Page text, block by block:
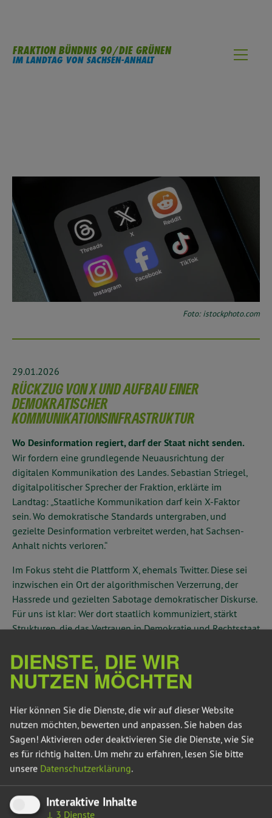
FRAKTION BÜNDNIS 90/DIE GRÜNEN
IM LANDTAG VON SACHSEN-ANHALT
Foto: istockphoto.com
29.01.2026
RÜCKZUG VON X UND AUFBAU EINER
DEMOKRATISCHER
KOMMUNIKATIONSINFRASTRUKTUR
Wo Desinformation regiert, darf der Staat nicht senden.
Wir fordern eine grundlegende Neuausrichtung der
digitalen Kommunikation des Landes. Sebastian Striegel,
digitalpolitischer Sprecher der Fraktion, erklärte im
Landtag: „Staatliche Kommunikation darf kein X-Faktor
sein. Wo demokratische Standards untergraben, und
gezielte Desinformation verbreitet werden, hat Sachsen-
Anhalt nichts verloren.“
Im Fokus steht die Plattform X, ehemals Twitter. Diese sei
inzwischen ein Ort der algorithmischen Verzerrung, der
Hassrede und gezielten Sabotage demokratischer Diskurse.
Für uns ist klar: Wer dort staatlich kommuniziert, stärkt
Strukturen, die das Vertrauen in Demokratie und Rechtsstaat
Unser Antrag verlangt, dass das Land nur auf Plattformen
aktiv bleibt, die Datenschutz, Transparenz und
Plattformstrategie soll dabei helfen, die staatliche
Kommunikation krisenfest und unabhängig zu gestalten.
Ziel ist eine digitale Infrastruktur, die nicht von Milliardären
oder undurchsichtigen Algorithmen gesteuert wird, sondern
dem Gemeinwohl dient.
Zugleich soll sich Sachsen-Anhalt auf Bundes- und EU-
Ebene für eine unabhängige, öffentlich getragene
DIENSTE, DIE WIR
NUTZEN MÖCHTEN
Hier können Sie die Dienste, die wir auf dieser Website
nutzen möchten, bewerten und anpassen. Sie haben das
Sagen! Aktivieren oder deaktivieren Sie die Dienste, wie Sie
es für richtig halten. Um mehr zu erfahren, lesen Sie bitte
unsere Datenschutzerklärung.
Interaktive Inhalte
↓ 3 Dienste